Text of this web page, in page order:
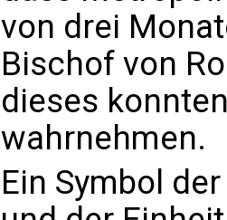
von drei
Bischof von
dieses
wahrnehmen.
Ein Symbol